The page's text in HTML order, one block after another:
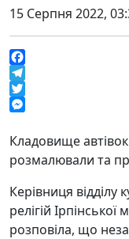
15 Серпня 2022,
Facebook
Telegram
Twitter
Кладовище
розмалювали та
Керівниця відділу
релігій
розповіла, що